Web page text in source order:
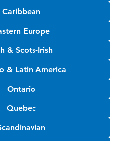
Caribbean
Europe
& Scots-Irish
& Latin America
Ontario
Quebec